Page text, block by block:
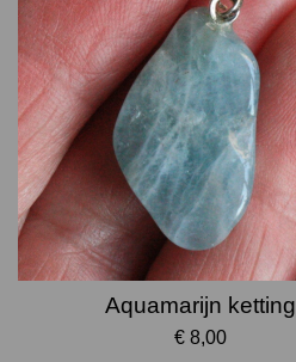
Aquamarijn ketting
€ 8,00